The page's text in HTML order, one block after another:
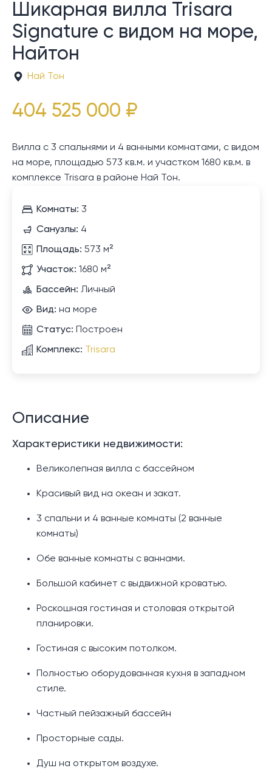
Шикарная вилла Trisara
Signature с видом на море,
Найтон
Най Тон
404 525 000 ₽
Вилла с 3 спальнями и 4 ванными комнатами, с видом
на море, площадью 573 кв.м. и участком 1680 кв.м. в
комплексе Trisara в районе Най Тон.
Комнаты: 3
Санузлы: 4
Площадь: 573 м²
Участок: 1680 м²
Бассейн: Личный
Вид: на море
Статус: Построен
Комплекс: Trisara
Описание
Характеристики недвижимости:
Великолепная вилла с бассейном
Красивый вид на океан и закат.
3 спальни и 4 ванные комнаты (2 ванные
комнаты)
Обе ванные комнаты с ваннами.
Большой кабинет с выдвижной кроватью.
Роскошная гостиная и столовая открытой
планировки.
Гостиная с высоким потолком.
Полностью оборудованная кухня в западном
стиле.
Частный пейзажный бассейн
Просторные сады.
Душ на открытом воздухе.